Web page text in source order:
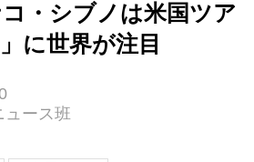
・シブノは米国ツア
に世界が注目
ュース班